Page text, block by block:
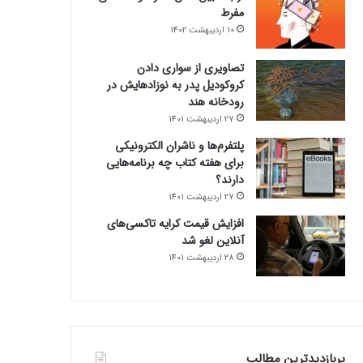
مفرط
10 اردیبهشت 1402
تصاویری از سواری دادن
کروکودیل پدر به نوزادهایش در
رودخانه هند
27 اردیبهشت 1401
پلتفرم‌ها و ناشران الکترونیکی
برای هفته کتاب چه برنامه‌هایی
دارند؟
27 اردیبهشت 1401
افزایش قیمت کرایه تاکسی‌های
آنلاین لغو شد
28 اردیبهشت 1401
پربازدیدترین مطالب